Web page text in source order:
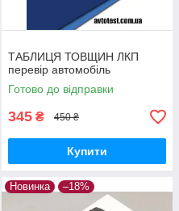
ТАБЛИЦЯ ТОВЩИН ЛКП
перевір автомобіль
Готово до відправки
345 ₴ 450 ₴
Купити
Новинка –18%